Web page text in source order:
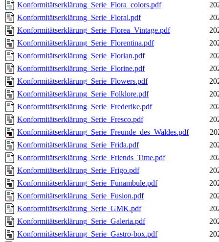
Konformitätserklärung_Serie_Flora_colors.pdf
Konformitätserklärung_Serie_Floral.pdf
Konformitätserklärung_Serie_Florea_Vintage.pdf
Konformitätserklärung_Serie_Florentina.pdf
Konformitätserklärung_Serie_Florian.pdf
Konformitätserklärung_Serie_Florine.pdf
Konformitätserklärung_Serie_Flowers.pdf
Konformitätserklärung_Serie_Folklore.pdf
Konformitätserklärung_Serie_Frederike.pdf
Konformitätserklärung_Serie_Fresco.pdf
Konformitätserklärung_Serie_Freunde_des_Waldes.pdf
Konformitätserklärung_Serie_Frida.pdf
Konformitätserklärung_Serie_Friends_Time.pdf
Konformitätserklärung_Serie_Frigo.pdf
Konformitätserklärung_Serie_Funambule.pdf
Konformitätserklärung_Serie_Fusion.pdf
Konformitätserklärung_Serie_GMK.pdf
Konformitätserklärung_Serie_Galeria.pdf
Konformitätserklärung_Serie_Gastro-box.pdf